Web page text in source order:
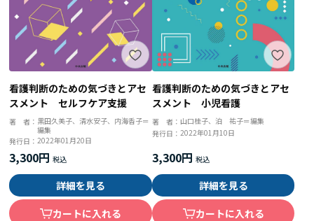
看護判断のための気づきとアセ
スメント セルフケア支援
著 者： 黒田久美子、清水安子、内海香子＝
編集
発行日：2022年01月20日
3,300円
詳細を見る
カートに入れる
看護判断のための気づきとアセ
スメント 小児看護
著 者： 山口桂子、泊 祐子＝編集
発行日： 2022年01月10日
3,300円
詳細を見る
カートに入れる